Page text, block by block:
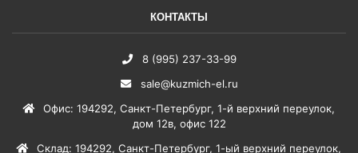
КОНТАКТЫ
8 (995) 237-33-99
sale@kuzmich-el.ru
Офис: 194292, Санкт-Петербург, 1-й верхний переулок,
дом 12в, офис 122
Склад: 194292, Санкт-Петербург, 1-ый верхний переулок,